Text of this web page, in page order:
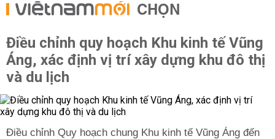
CHỌN
Điều chỉnh quy hoạch Khu kinh tế Vũng
Áng, xác định vị trí xây dựng khu đô thị
và du lịch
Điều chỉnh Quy hoạch chung Khu kinh tế Vũng Áng đến